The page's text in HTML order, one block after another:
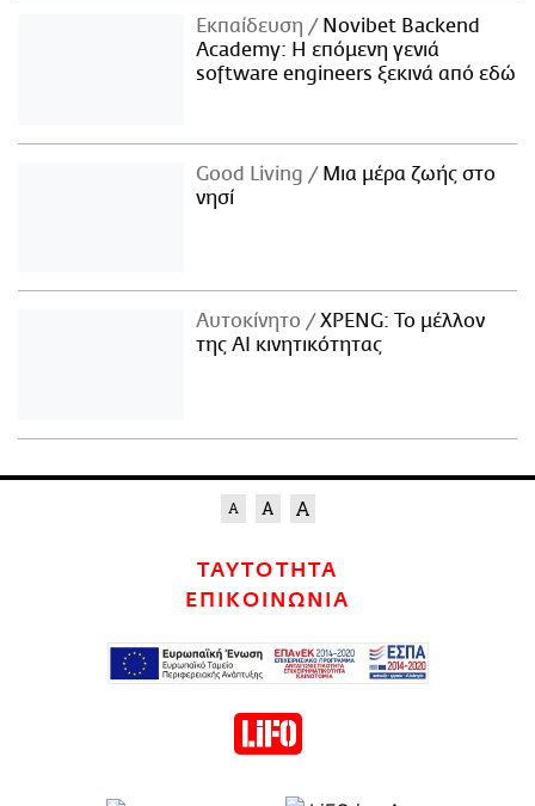
Εκπαίδευση
Novibet Backend
Academy: Η επόμενη γενιά
software engineers ξεκινά από εδώ
Good Living
Μια μέρα ζωής στο
νησί
Αυτοκίνητο
XPENG: Το μέλλον
της AI κινητικότητας
ΤΑΥΤΟΤΗΤΑ
ΕΠΙΚΟΙΝΩΝΙΑ